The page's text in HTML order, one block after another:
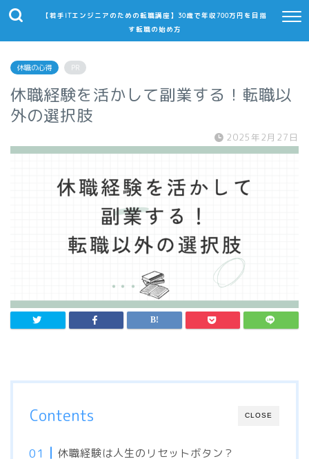
【若手ITエンジニアのための転職講座】30歳で年収700万円を目指
す転職の始め方
休職の心得 PR
休職経験を活かして副業する！転職以
外の選択肢
2025年2月27日
CLOSE
Contents
休職経験は人生のリセットボタン？